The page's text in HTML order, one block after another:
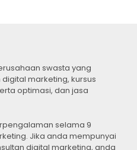
swasta yang
marketing, kursus
optimasi, dan jasa
selama 9
Jika anda mempunyai
digital marketing, anda